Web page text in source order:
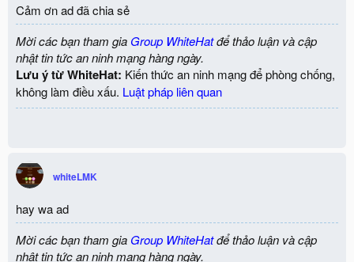
Cảm ơn ad đã chia sẻ
Mời các bạn tham gia Group WhiteHatđể thảo luận và cập
nhật tin tức an ninh mạng hàng ngày.
Lưu ý từ WhiteHat: Kiến thức an ninh mạng để phòng chống,
không làm điều xấu. Luật pháp liên quan
whiteLMK
hay wa ad
Mời các bạn tham gia Group WhiteHatđể thảo luận và cập
nhật tin tức an ninh mạng hàng ngày.